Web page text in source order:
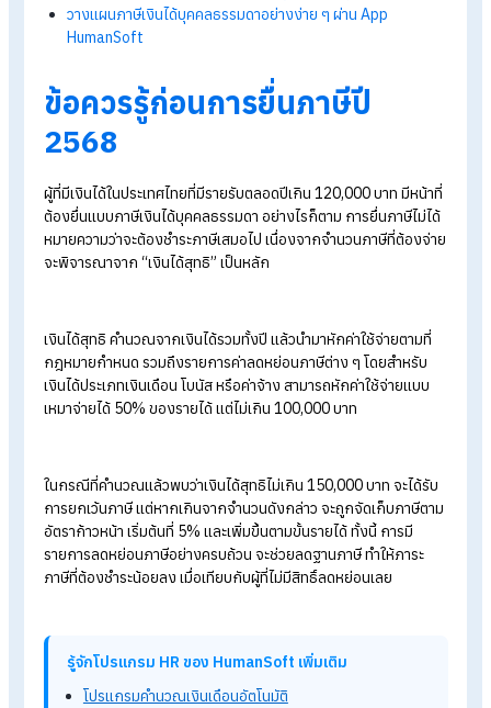
ลงทุน เงินบริจาค และโครงการรัฐ พร้อมวงเงินและ
เงื่อนไขที่ควรรู้
อ่านบทความที่เกี่ยวข้องเพิ่มเติม
สรุปครบวิธีแจ้งสิทธิลดหย่อนภาษีกับ HRเคล็ดลับเพิ่มเงินเดือ
รวมสรุปรายการลดหย่อนภาษี 2567บุคคลธรรมดา
วิธีช้อปลดหย่อนภาษี 2567 ด้วย Easy E-Receipt
วางแผนภาษีเงินได้บุคคลธรรมดาอย่างง่าย ๆ ผ่าน App
ข้อควรรู้ก่อนการยื่นภาษีปี
2568
ผู้ที่มีเงินได้ในประเทศไทยที่มีรายรับตลอดปีเกิน 120,000 บาท มีหน้
ต้องยื่นแบบภาษีเงินได้บุคคลธรรมดา อย่างไรก็ตาม การยื่นภาษีไม่
หมายความว่าจะต้องชำระภาษีเสมอไป เนื่องจากจำนวนภาษีที่ต้อง
จะพิจารณาจาก “เงินได้สุทธิ” เป็นหลัก
เงินได้สุทธิ คำนวณจากเงินได้รวมทั้งปี แล้วนำมาหักค่าใช้จ่ายตาม
กฎหมายกำหนด รวมถึงรายการค่าลดหย่อนภาษีต่าง ๆ โดยสำหรับ
เงินได้ประเภทเงินเดือน โบนัส หรือค่าจ้าง สามารถหักค่าใช้จ่ายแบบ